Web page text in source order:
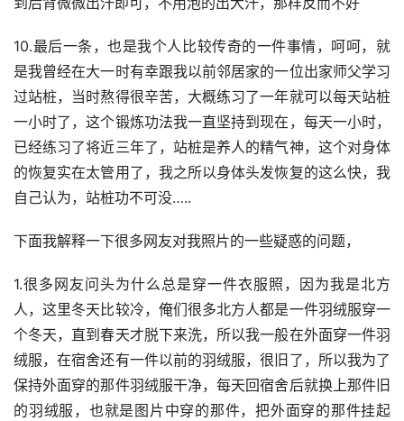
10.最后一条，也是我个人比较传奇的一件事情，呵呵，就
是我曾经在大一时有幸跟我以前邻居家的一位出家师父学习
过站桩，当时熬得很辛苦，大概练习了一年就可以每天站桩
一小时了，这个锻炼功法我一直坚持到现在，每天一小时，
已经练习了将近三年了，站桩是养人的精气神，这个对身体
的恢复实在太管用了，我之所以身体头发恢复的这么快，我
自己认为，站桩功不可没…..
下面我解释一下很多网友对我照片的一些疑惑的问题，
1.很多网友问头为什么总是穿一件衣服照，因为我是北方
人，这里冬天比较冷，俺们很多北方人都是一件羽绒服穿一
个冬天，直到春天才脱下来洗，所以我一般在外面穿一件羽
绒服，在宿舍还有一件以前的羽绒服，很旧了，所以我为了
保持外面穿的那件羽绒服干净，每天回宿舍后就换上那件旧
的羽绒服，也就是图片中穿的那件，把外面穿的那件挂起